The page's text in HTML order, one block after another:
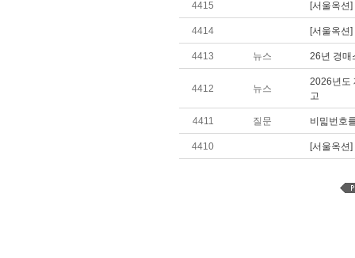
4415 [서울옥션
4414 [서울옥션
4413 뉴스 26년 경매
4412 뉴스
2026년도
고
4411 질문 비밃번호
4410 [서울옥션